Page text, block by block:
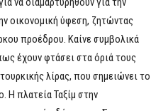
οικονομική ύφεση, ζητώντας
προέδρου. Καίνε συμβολικά
έχουν φτάσει στα όριά τους
λίρας, που σημειώνει το
Η πλατεία Ταξίμ στην